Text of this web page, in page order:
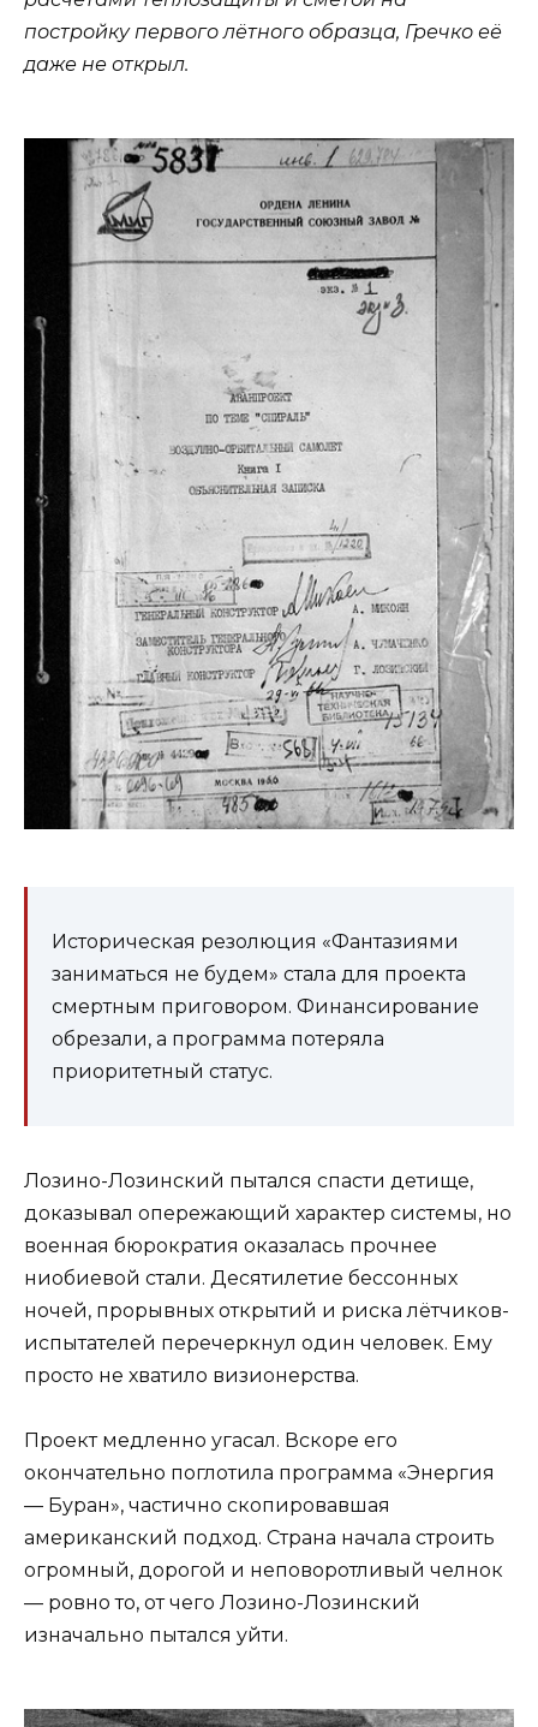
постройку первого лётного образца, Гречко её
даже не открыл.
Историческая резолюция «Фантазиями
заниматься не будем» стала для проекта
смертным приговором. Финансирование
обрезали, а программа потеряла
приоритетный статус.
Лозино-Лозинский пытался спасти детище,
доказывал опережающий характер системы, но
военная бюрократия оказалась прочнее
ниобиевой стали. Десятилетие бессонных
ночей, прорывных открытий и риска лётчиков-
испытателей перечеркнул один человек. Ему
просто не хватило визионерства.
Проект медленно угасал. Вскоре его
окончательно поглотила программа «Энергия
— Буран», частично скопировавшая
американский подход. Страна начала строить
огромный, дорогой и неповоротливый челнок
— ровно то, от чего Лозино-Лозинский
изначально пытался уйти.